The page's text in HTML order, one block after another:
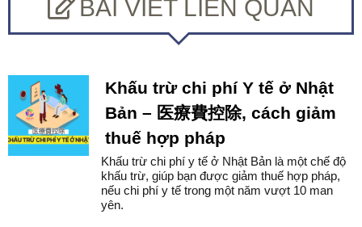
BÀI VIẾT LIÊN QUAN
Khấu trừ chi phí Y tế ở Nhật
Bản – 医療費控除, cách giảm
thuế hợp pháp
Khấu trừ chi phí y tế ở Nhật Bản là một chế độ
khấu trừ, giúp bạn được giảm thuế hợp pháp,
nếu chi phí y tế trong một năm vượt 10 man
yên.